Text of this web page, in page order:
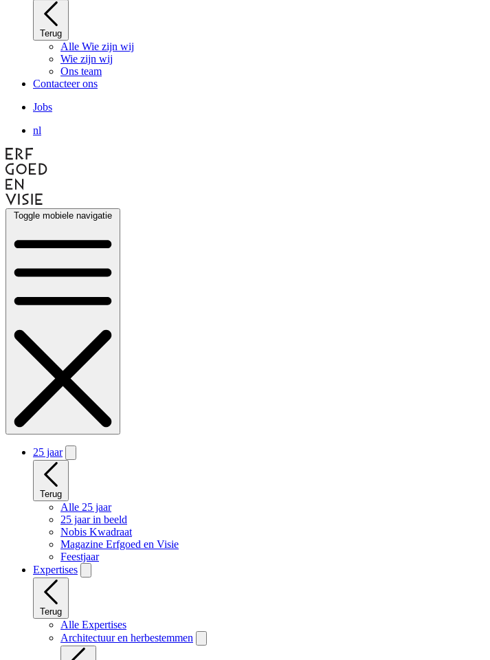
Terug
Alle Wie zijn wij
Wie zijn wij
Ons team
Contacteer ons
Jobs
nl
Toggle mobiele navigatie
25 jaar
Terug
Alle 25 jaar
25 jaar in beeld
Nobis Kwadraat
Magazine Erfgoed en Visie
Feestjaar
Expertises
Terug
Alle Expertises
Architectuur en herbestemmen